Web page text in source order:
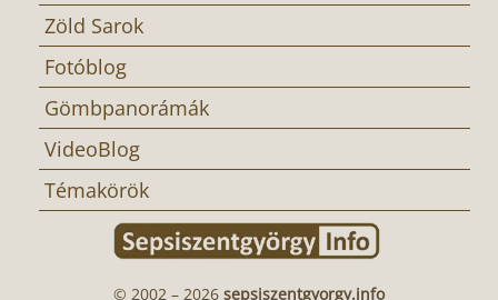
Zöld Sarok
Fotóblog
Gömbpanorámák
VideoBlog
Témakörök
© 2002 – 2026 sepsiszentgyorgy.info